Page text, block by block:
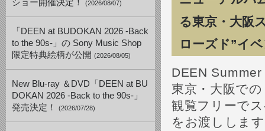
ショー開催決定！
(2026/08/07)
「DEEN at BUDOKAN 2026 -Back
to the 90s-」の Sony Music Shop
限定特典絵柄が公開 (2026/08/05)
New Blu-ray ＆DVD「DEEN at BU
DOKAN 2026 -Back to the 90s-」
発売決定！
(2026/07/28)
る東京・大阪
ローズド”イ
DEEN
東京・大阪で
観覧フリーで
をお渡ししま